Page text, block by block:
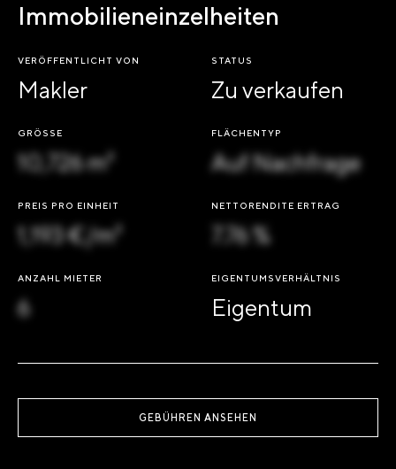
Immobilieneinzelheiten
VERÖFFENTLICHT VON
Makler
STATUS
Zu verkaufen
GRÖSSE
10,726 m²
FLÄCHENTYP
Auf Nachfrage
PREIS PRO EINHEIT
1,193 €/m²
NETTORENDITE ERTRAG
7.76 %
ANZAHL MIETER
6
EIGENTUMSVERHÄLTNIS
Eigentum
GEBÜHREN ANSEHEN